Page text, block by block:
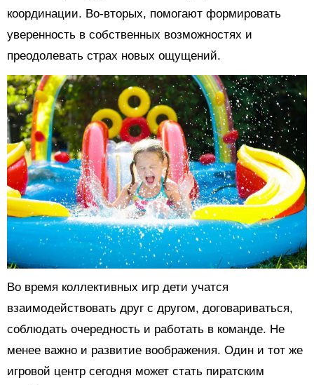
координации. Во-вторых, помогают формировать
уверенность в собственных возможностях и
преодолевать страх новых ощущений.
Во время коллективных игр дети учатся
взаимодействовать друг с другом, договариваться,
соблюдать очередность и работать в команде. Не
менее важно и развитие воображения. Один и тот же
игровой центр сегодня может стать пиратским